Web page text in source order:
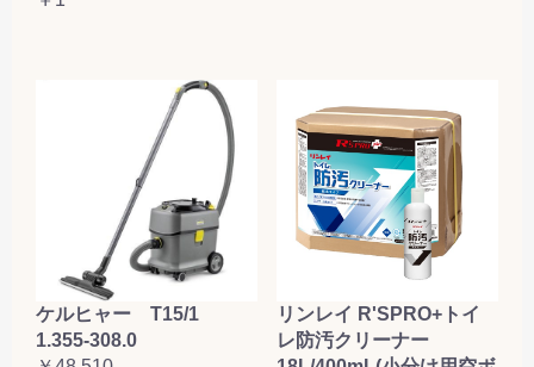
ケルヒャー T15/1
1.355-308.0
リンレイ R'SPRO+トイ
レ防汚クリーナー